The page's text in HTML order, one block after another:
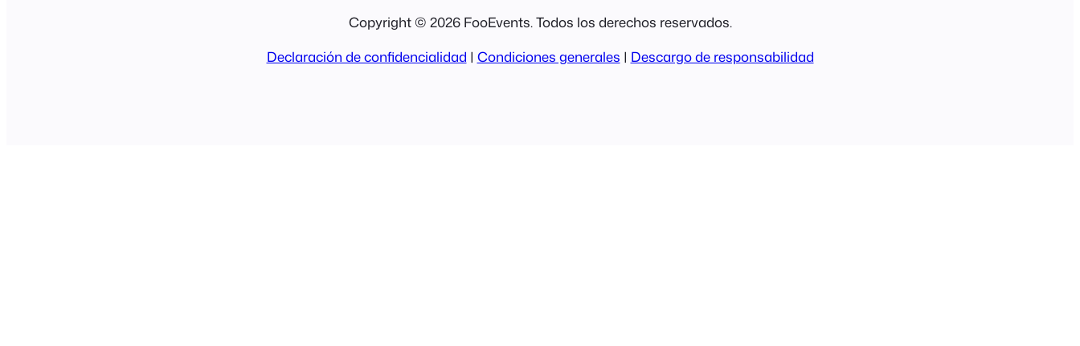
Copyright © 2026 FooEvents. Todos los derechos reservados.
Declaración de confidencialidad | Condiciones generales | Descargo de responsabilidad